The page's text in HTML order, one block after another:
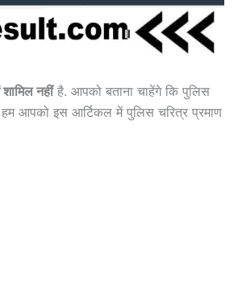
नहींहै. आपको बताना चाहेंगे कि पुलिस
इस आर्टिकल में पुलिस चरित्र प्रमाण